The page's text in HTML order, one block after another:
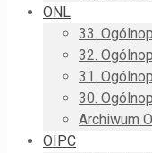
ONL
33.
32.
31.
30.
Archiwum
OIPC